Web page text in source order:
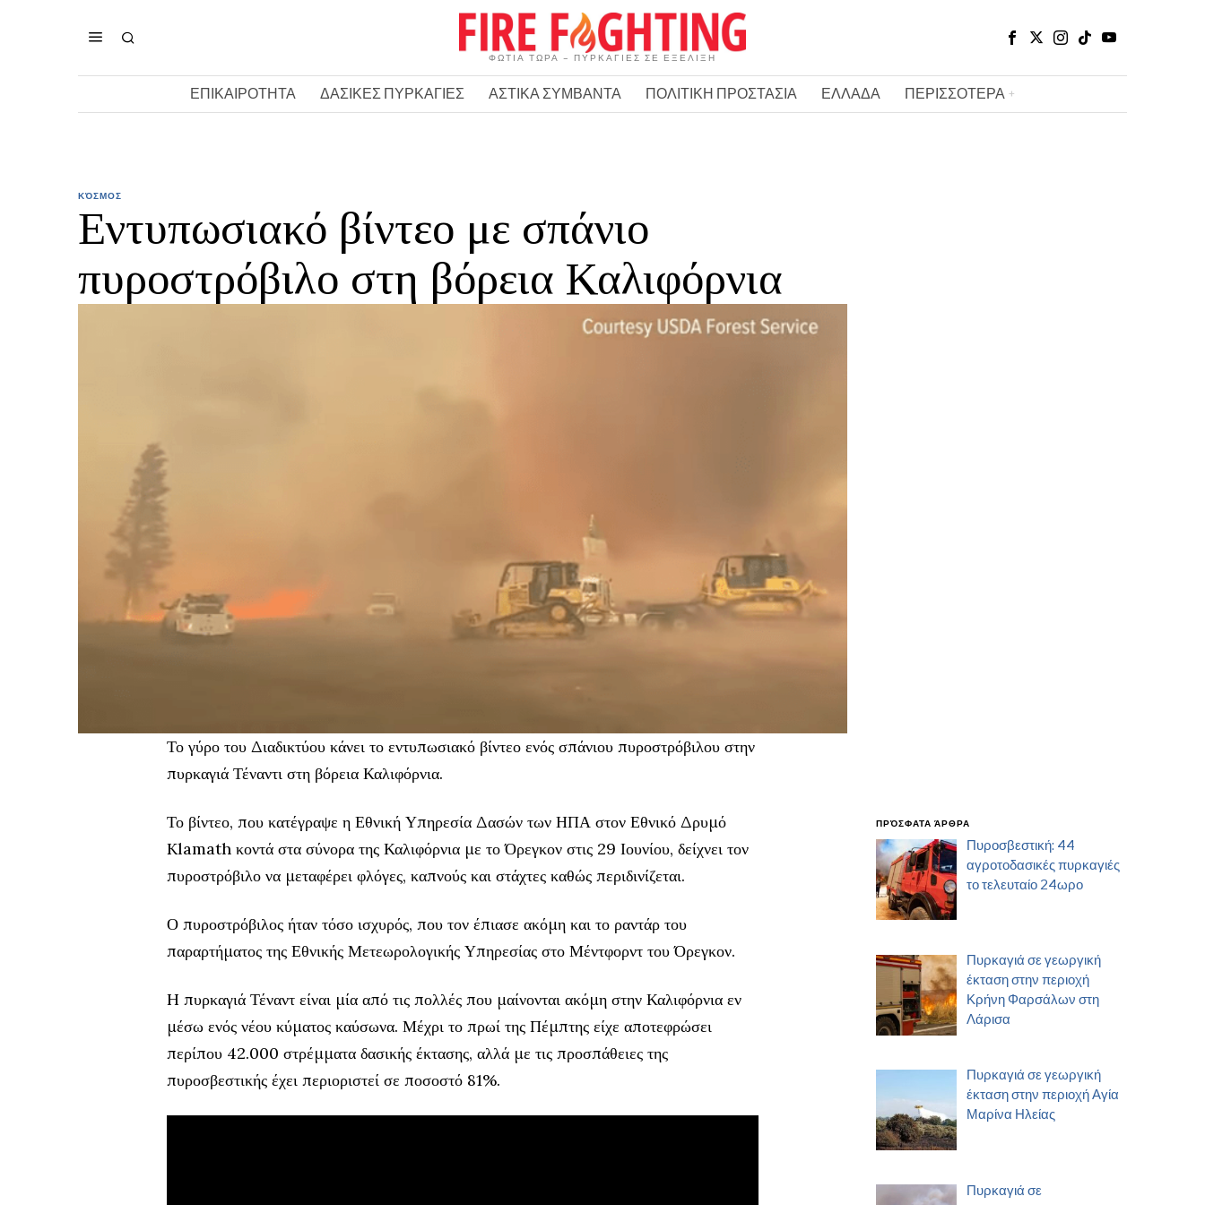
ΦΩΤΙΑ ΤΩΡΑ – ΠΥΡΚΑΓΙΕΣ ΣΕ ΕΞΕΛΙΞΗ
ΕΠΙΚΑΙΡΟΤΗΤΑ ΔΑΣΙΚΕΣ ΠΥΡΚΑΓΙΕΣ ΑΣΤΙΚΑ ΣΥΜΒΑΝΤΑ ΠΟΛΙΤΙΚΗ ΠΡΟΣΤΑΣΙΑ ΕΛΛΑΔΑ ΠΕΡΙΣΣΟΤΕΡΑ
ΚΌΣΜΟΣ
Εντυπωσιακό βίντεο με σπάνιο
πυροστρόβιλο στη βόρεια Καλιφόρνια
Το γύρο του Διαδικτύου κάνει το εντυπωσιακό βίντεο ενός σπάνιου πυροστρόβιλου στην
πυρκαγιά Τέναντι στη βόρεια Καλιφόρνια.
Το βίντεο, που κατέγραψε η Εθνική Υπηρεσία Δασών των ΗΠΑ στον Εθνικό Δρυμό
Klamath κοντά στα σύνορα της Καλιφόρνια με το Όρεγκον στις 29 Ιουνίου, δείχνει τον
πυροστρόβιλο να μεταφέρει φλόγες, καπνούς και στάχτες καθώς περιδινίζεται.
Ο πυροστρόβιλος ήταν τόσο ισχυρός, που τον έπιασε ακόμη και το ραντάρ του
παραρτήματος της Εθνικής Μετεωρολογικής Υπηρεσίας στο Μέντφορντ του Όρεγκον.
H πυρκαγιά Τέναντ είναι μία από τις πολλές που μαίνονται ακόμη στην Καλιφόρνια εν
μέσω ενός νέου κύματος καύσωνα. Μέχρι το πρωί της Πέμπτης είχε αποτεφρώσει
περίπου 42.000 στρέμματα δασικής έκτασης, αλλά με τις προσπάθειες της
πυροσβεστικής έχει περιοριστεί σε ποσοστό 81%.
ΠΡΌΣΦΑΤΑ ΆΡΘΡΑ
Πυροσβεστική: 44
αγροτοδασικές πυρκαγιές
το τελευταίο 24ωρο
Πυρκαγιά σε γεωργική
έκταση στην περιοχή
Κρήνη Φαρσάλων στη
Λάρισα
Πυρκαγιά σε γεωργική
έκταση στην περιοχή Αγία
Μαρίνα Ηλείας
Πυρκαγιά σε